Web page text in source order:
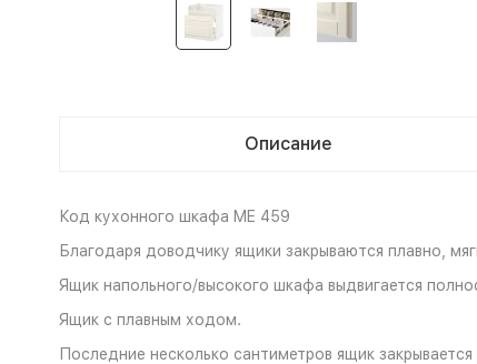
Описание
Код кухонного шкафа ME 459
Благодаря доводчику ящики закрываются плавно,
Ящик напольного/высокого шкафа выдвигается
Ящик с плавным ходом.
Последние несколько сантиметров ящик закрывается